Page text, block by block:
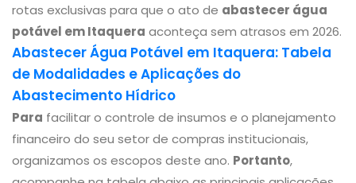
rotas exclusivas para que o ato de abastecer água
potável em Itaquera aconteça sem atrasos em 2026.
Abastecer Água Potável em Itaquera: Tabela
de Modalidades e Aplicações do
Abastecimento Hídrico
Para facilitar o controle de insumos e o planejamento
financeiro do seu setor de compras institucionais,
organizamos os escopos deste ano. Portanto,